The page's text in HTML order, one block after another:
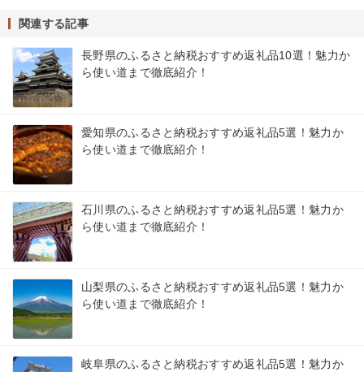
関連する記事
長野県のふるさと納税おすすめ返礼品10選！魅力か
ら使い道まで徹底紹介！
愛知県のふるさと納税おすすめ返礼品5選！魅力か
ら使い道まで徹底紹介！
石川県のふるさと納税おすすめ返礼品5選！魅力か
ら使い道まで徹底紹介！
山梨県のふるさと納税おすすめ返礼品5選！魅力か
ら使い道まで徹底紹介！
岐阜県のふるさと納税おすすめ返礼品5選！魅力か